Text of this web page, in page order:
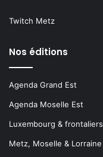
Twitch Metz
Nos éditions
Agenda Grand Est
Agenda Moselle Est
Luxembourg & frontaliers
Metz, Moselle & Lorraine